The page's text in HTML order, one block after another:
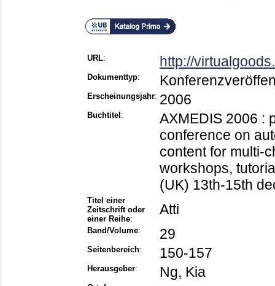
URL: http://
Dokumenttyp:
Erscheinungsjahr: 2006
Buchtitel :
AXMEDIS 2006 :
conference on
content for multi-
workshops,
(UK) 13th-15th
Titel einer
Zeitschrift oder
einer Reihe:
Atti
Band/Volume: 29
Seitenbereich: 150-157
Herausgeber: Ng, Kia